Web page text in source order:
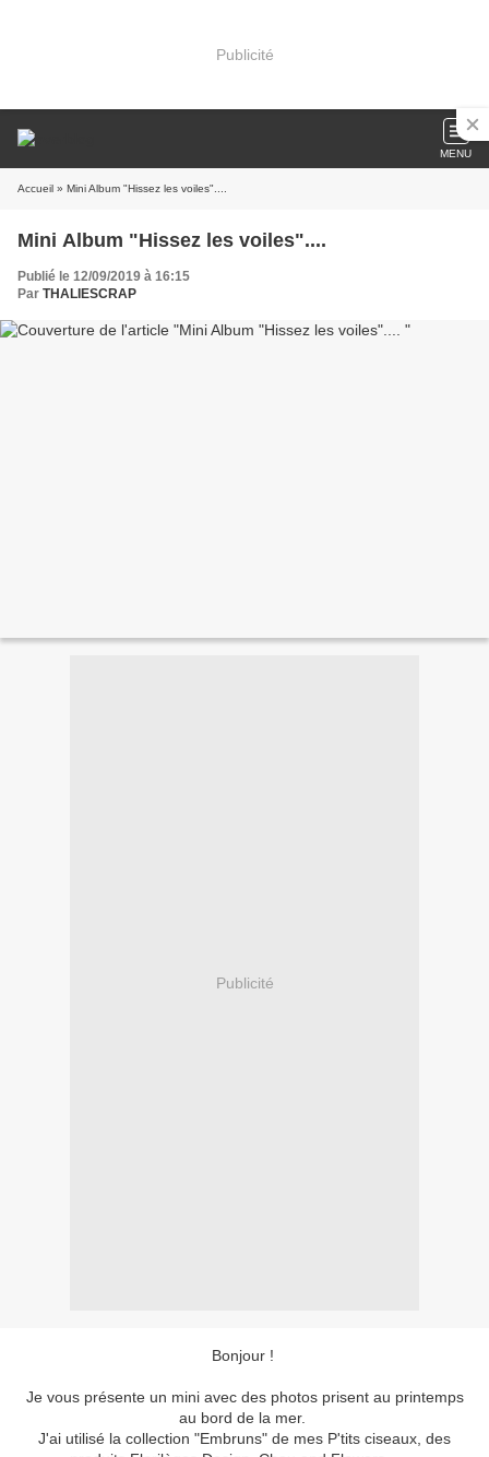
Publicité
MENU
Accueil » Mini Album "Hissez les voiles"....
Mini Album "Hissez les voiles"....
Publié le 12/09/2019 à 16:15
Par THALIESCRAP
Publicité
Bonjour !
Je vous présente un mini avec des photos prisent au printemps
au bord de la mer.
J'ai utilisé la collection "Embruns" de mes P'tits ciseaux, des